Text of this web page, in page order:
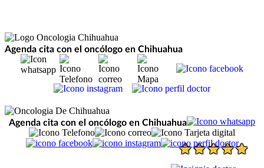
Agenda cita con el oncólogo en Chihuahua
Agenda cita con el oncólogo en Chihuahua